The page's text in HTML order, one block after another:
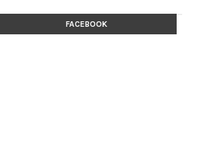
FACEBOOK